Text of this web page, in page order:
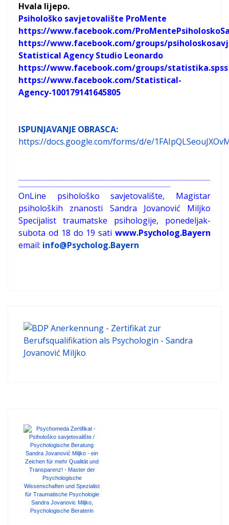
Hvala lijepo.
Psihološko savjetovalište ProMente
https://www.facebook.com/
https://www.facebook.com/groups/
Statistical Agency Studio Leonardo
https://www.facebook.com/groups/statistika.spss
https://www.facebook.com/Statistical-
Agency-100179141645805
ISPUNJAVANJE OBRASCA:
https://docs.google.com/forms/d/e/
-----------------------------------------------------------------------------------------------------------------------------
---------------------------------------------------------------------------------------------------
OnLine psihološko savjetovalište, Magistar
psiholoških znanosti Sandra Jovanović Miljko
Specijalist traumatske psihologije, ponedeljak-
subota od 18 do 19 sati www.Psycholog.Bayern
email: info@Psycholog.Bayern